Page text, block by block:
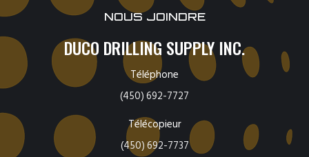
NOUS JOINDRE
DUCO DRILLING SUPPLY INC.
Téléphone
(450) 692-7727
Télécopieur
(450) 692-7737